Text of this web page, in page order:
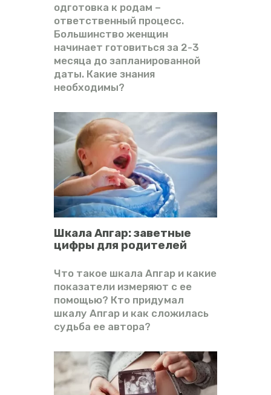
одготовка к родам –
ответственный процесс.
Большинство женщин
начинает готовиться за 2-3
месяца до запланированной
даты. Какие знания
необходимы?
Шкала Апгар: заветные
цифры для родителей
Что такое шкала Апгар и какие
показатели измеряют с ее
помощью? Кто придумал
шкалу Апгар и как сложилась
судьба ее автора?